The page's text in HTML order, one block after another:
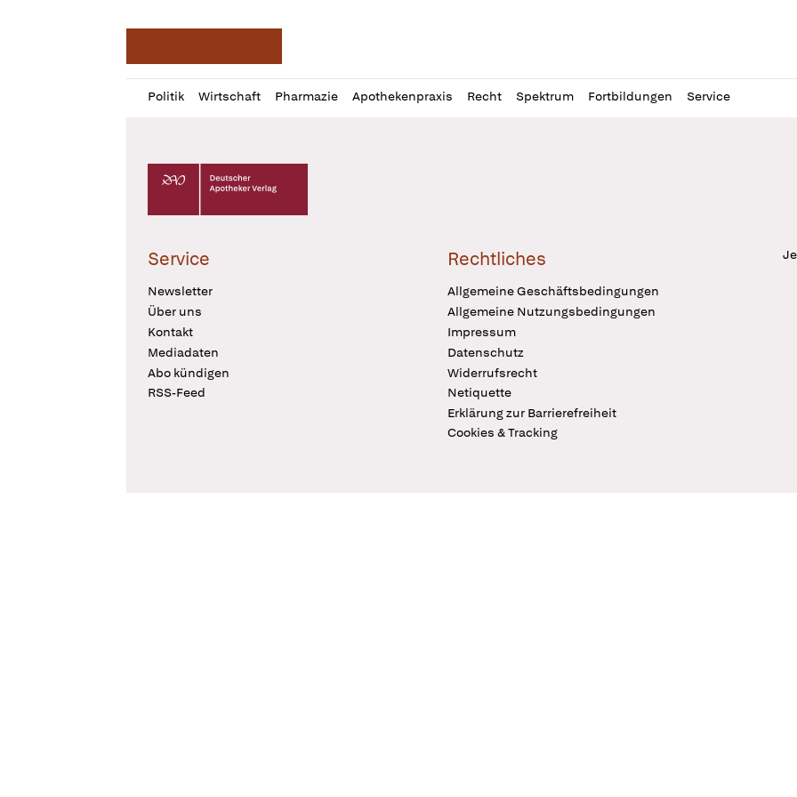
Politik Wirtschaft Pharmazie Apothekenpraxis Recht Spektrum Fortbildungen Service
Profil
öffnen
Daz
Pur
Deutscher Apotheker Verlag Logo
Service
Newsletter
Über uns
Kontakt
Mediadaten
Abo kündigen
RSS-Feed
Rechtliches
Allgemeine Geschäftsbedingungen
Allgemeine Nutzungsbedingungen
Impressum
Datenschutz
Widerrufsrecht
Netiquette
Erklärung zur Barrierefreiheit
Cookies & Tracking